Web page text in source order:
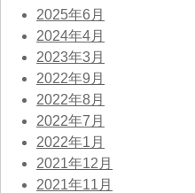
2025年6月
2024年4月
2023年3月
2022年9月
2022年8月
2022年7月
2022年1月
2021年12月
2021年11月